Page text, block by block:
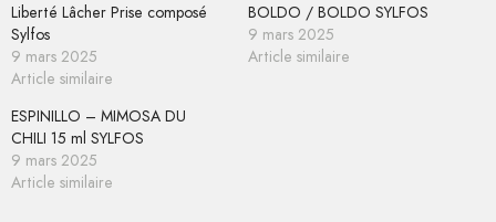
Liberté Lâcher Prise composé
Sylfos
9 mars 2025
Article similaire
BOLDO / BOLDO SYLFOS
9 mars 2025
Article similaire
ESPINILLO – MIMOSA DU
CHILI 15 ml SYLFOS
9 mars 2025
Article similaire